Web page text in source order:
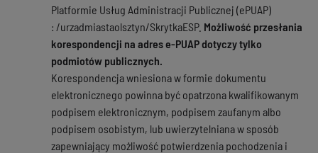
Platformie Usług Administracji Publicznej (ePUAP)
: /urzadmiastaolsztyn/SkrytkaESP. Możliwość przesłania
korespondencji na adres e-PUAP dotyczy tylko
podmiotów publicznych.
Korespondencja wniesiona w formie dokumentu
elektronicznego powinna być opatrzona kwalifikowanym
podpisem elektronicznym, podpisem zaufanym albo
podpisem osobistym, lub uwierzytelniana w sposób
zapewniający możliwość potwierdzenia pochodzenia i